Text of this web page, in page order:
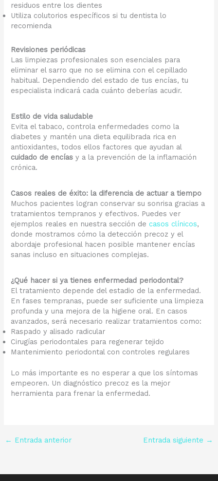
residuos entre los dientes
Utiliza colutorios específicos si tu dentista lo
recomienda
Revisiones periódicas
Las limpiezas profesionales son esenciales para
eliminar el sarro que no se elimina con el cepillado
habitual. Dependiendo del estado de tus encías, tu
especialista indicará cada cuánto deberías acudir.
Estilo de vida saludable
Evita el tabaco, controla enfermedades como la
diabetes y mantén una dieta equilibrada rica en
antioxidantes, todos ellos factores que ayudan al
cuidado de encías y a la prevención de la inflamación
crónica.
Casos reales de éxito: la diferencia de actuar a tiempo
Muchos pacientes logran conservar su sonrisa gracias a
tratamientos tempranos y efectivos. Puedes ver
ejemplos reales en nuestra sección decasos clínicos,
donde mostramos cómo la detección precoz y el
abordaje profesional hacen posible mantener encías
sanas incluso en situaciones complejas.
¿Qué hacer si ya tienes enfermedad periodontal?
El tratamiento depende del estadio de la enfermedad.
En fases tempranas, puede ser suficiente una limpieza
profunda y una mejora de la higiene oral. En casos
avanzados, será necesario realizar tratamientos como:
Raspado y alisado radicular
Cirugías periodontales para regenerar tejido
Mantenimiento periodontal con controles regulares
Lo más importante es no esperar a que los síntomas
empeoren. Un diagnóstico precoz es la mejor
herramienta para frenar la enfermedad.
← Entrada anterior Entrada siguiente →